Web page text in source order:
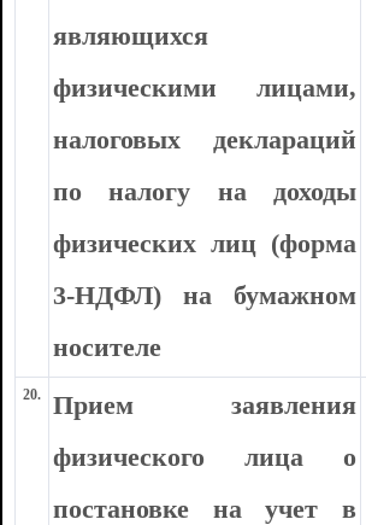
являющихся
физическими лицами,
налоговых деклараций
по налогу на доходы
физических лиц (форма
3-НДФЛ) на бумажном
носителе
20.
Прием заявления
физического лица о
постановке на учет в